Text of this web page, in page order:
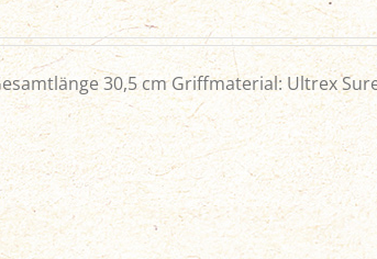
30,5 cm Griffmaterial: Ultrex